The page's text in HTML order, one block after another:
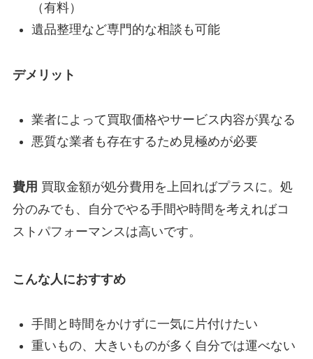
（有料）
遺品整理など専門的な相談も可能
デメリット
業者によって買取価格やサービス内容が異なる
悪質な業者も存在するため見極めが必要
費用 買取金額が処分費用を上回ればプラスに。処
分のみでも、自分でやる手間や時間を考えればコ
ストパフォーマンスは高いです。
こんな人におすすめ
手間と時間をかけずに一気に片付けたい
重いもの、大きいものが多く自分では運べない